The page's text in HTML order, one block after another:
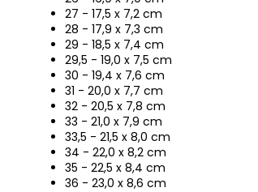
27 - 17,5 x 7,2 cm
28 - 17,9 x 7,3 cm
29 - 18,5 x 7,4 cm
29,5 - 19,0 x 7,5 cm
30 - 19,4 x 7,6 cm
31 - 20,0 x 7,7 cm
32 - 20,5 x 7,8 cm
33 - 21,0 x 7,9 cm
33,5 - 21,5 x 8,0 cm
34 - 22,0 x 8,2 cm
35 - 22,5 x 8,4 cm
36 - 23,0 x 8,6 cm